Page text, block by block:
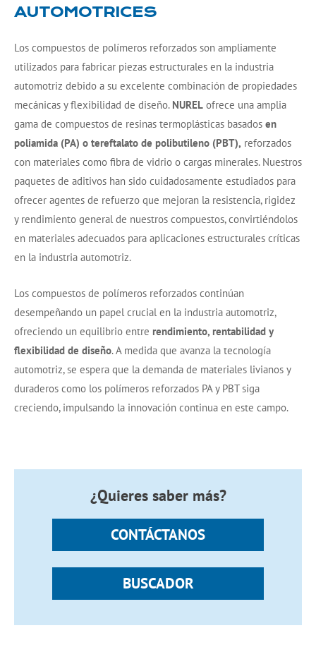
AUTOMOTRICES
Los compuestos de polímeros reforzados son ampliamente
utilizados para fabricar piezas estructurales en la industria
automotriz debido a su excelente combinación de propiedades
mecánicas y flexibilidad de diseño. NUREL ofrece una amplia
gama de compuestos de resinas termoplásticas basados en
poliamida (PA) o tereftalato de polibutileno (PBT), reforzados
con materiales como fibra de vidrio o cargas minerales. Nuestros
paquetes de aditivos han sido cuidadosamente estudiados para
ofrecer agentes de refuerzo que mejoran la resistencia, rigidez
y rendimiento general de nuestros compuestos, convirtiéndolos
en materiales adecuados para aplicaciones estructurales críticas
en la industria automotriz.
Los compuestos de polímeros reforzados continúan
desempeñando un papel crucial en la industria automotriz,
ofreciendo un equilibrio entre rendimiento, rentabilidad y
flexibilidad de diseño. A medida que avanza la tecnología
automotriz, se espera que la demanda de materiales livianos y
duraderos como los polímeros reforzados PA y PBT siga
creciendo, impulsando la innovación continua en este campo.
¿Quieres saber más?
CONTÁCTANOS
BUSCADOR